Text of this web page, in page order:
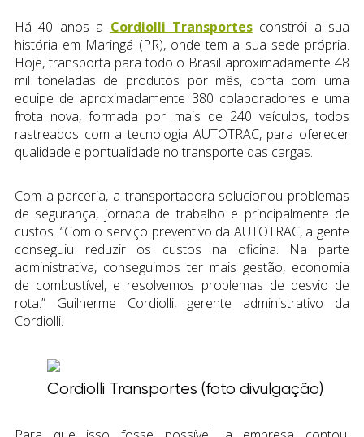
Há 40 anos a Cordiolli Transportesconstrói a sua
história em Maringá (PR), onde tem a sua sede própria.
Hoje, transporta para todo o Brasil aproximadamente 48
mil toneladas de produtos por mês, conta com uma
equipe de aproximadamente 380 colaboradores e uma
frota nova, formada por mais de 240 veículos, todos
rastreados com a tecnologia AUTOTRAC, para oferecer
qualidade e pontualidade no transporte das cargas.
Com a parceria, a transportadora solucionou problemas
de segurança, jornada de trabalho e principalmente de
custos. “Com o serviço preventivo da AUTOTRAC, a gente
conseguiu reduzir os custos na oficina. Na parte
administrativa, conseguimos ter mais gestão, economia
de combustível, e resolvemos problemas de desvio de
rota.” Guilherme Cordiolli, gerente administrativo da
Cordiolli.
Cordiolli Transportes (foto divulgação)